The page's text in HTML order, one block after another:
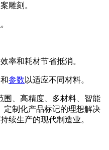
雕刻。
率和耗材节省抵消。
参数 以适应不同材料。
围、高精度、多材料、智能
定制化产品标记的理想解决
续生产的现代制造业。